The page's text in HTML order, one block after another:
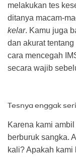
melakukan tes
ditanya macam-
kelar. Kamu juga
dan akurat
cara mencegah
secara wajib
Tesnya enggak
Karena kami
berburuk sangka.
kali? Apakah